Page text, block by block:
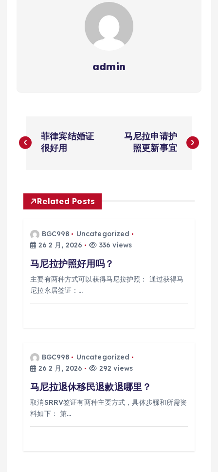
admin
章
航
菲律宾结婚证
很好用
马尼拉申请护
照更新事宜
Related Posts
BGC998
Uncategorized
26 2 月, 2026
336 views
马尼拉护照好用吗？
主要有两种方式可以获得马尼拉护照： 通过获得马
尼拉永居签证：…
BGC998
Uncategorized
26 2 月, 2026
292 views
马尼拉退休移民退款退哪里？
取消SRRV签证有两种主要方式，具体步骤和所需资
料如下： 第…